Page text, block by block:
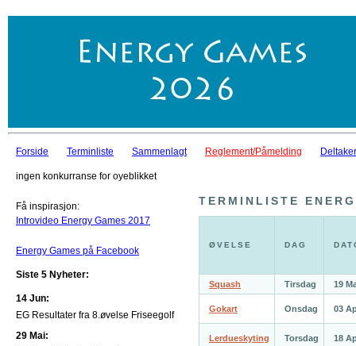
Forside Terminliste Sammenlagt Reglement/Påmelding
ingen konkurranse for oyeblikket
Få inspirasjon:
Introvideo Energy Games 2017
Energy Games på Facebook
Siste 5 Nyheter:
14 Jun:
EG Resultater fra 8.øvelse Friseegolf
29 Mai:
TERMINLISTE
ØVELSE DAG
Squash Tirsdag 19
Gokart Onsdag 03
Lerdueskyting Torsdag 18